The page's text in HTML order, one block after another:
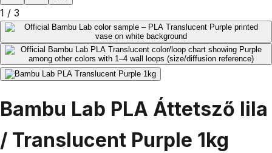
1 / 3
Bambu Lab PLA Áttetsző lila
/ Translucent Purple 1kg